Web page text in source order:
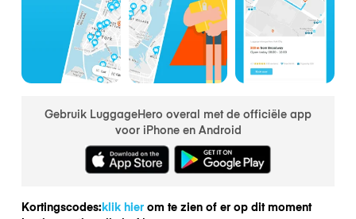
Gebruik LuggageHero overal met de officiële app
voor iPhone en Android
Kortingscodes:klik hierom te zien of er op dit moment